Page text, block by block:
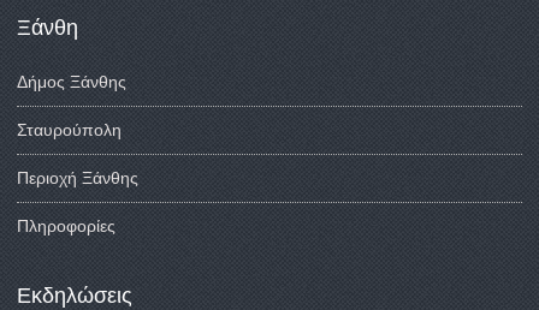
Ξάνθη
Δήμος Ξάνθης
Σταυρούπολη
Περιοχή Ξάνθης
Πληροφορίες
Εκδηλώσεις